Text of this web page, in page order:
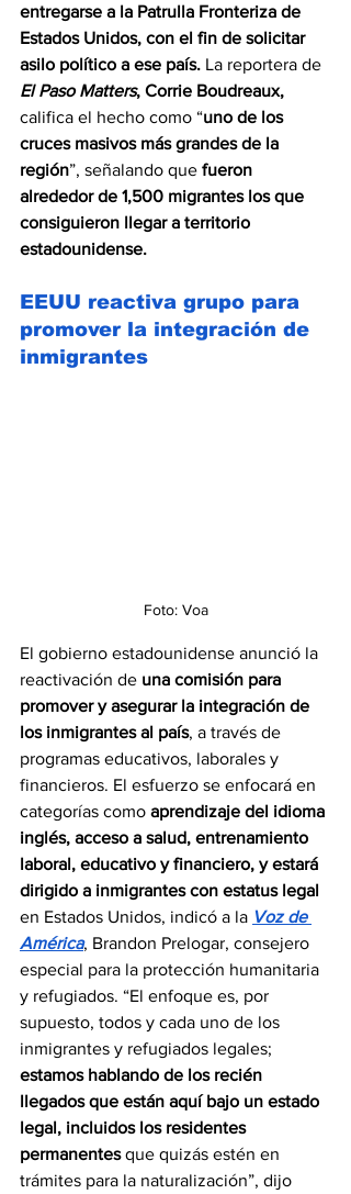
entregarse a la Patrulla Fronteriza de
Estados Unidos, con el fin de solicitar
asilo político a ese país. La reportera de
El Paso Matters, Corrie Boudreaux,
califica el hecho como “uno de los
cruces masivos más grandes de la
región”, señalando que fueron
alrededor de 1,500 migrantes los que
consiguieron llegar a territorio
estadounidense.
EEUU reactiva grupo para
promover la integración de
inmigrantes
Foto: Voa
El gobierno estadounidense anunció la
reactivación de una comisión para
promover y asegurar la integración de
los inmigrantes al país, a través de
programas educativos, laborales y
financieros. El esfuerzo se enfocará en
categorías como aprendizaje del idioma
inglés, acceso a salud, entrenamiento
laboral, educativo y financiero, y estará
dirigido a inmigrantes con estatus legal
en Estados Unidos, indicó a la Voz de
América, Brandon Prelogar, consejero
especial para la protección humanitaria
y refugiados. “El enfoque es, por
supuesto, todos y cada uno de los
inmigrantes y refugiados legales;
estamos hablando de los recién
llegados que están aquí bajo un estado
legal, incluidos los residentes
permanentes que quizás estén en
trámites para la naturalización”, dijo